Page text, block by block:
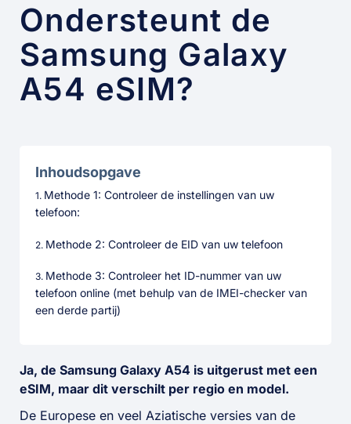
Ondersteunt de
Samsung Galaxy
A54 eSIM?
Inhoudsopgave
Methode 1: Controleer de instellingen van uw
telefoon:
Methode 2: Controleer de EID van uw telefoon
Methode 3: Controleer het ID-nummer van uw
telefoon online (met behulp van de IMEI-checker van
een derde partij)
Ja, de Samsung Galaxy A54 is uitgerust met een
eSIM, maar dit verschilt per regio en model.
De Europese en veel Aziatische versies van de